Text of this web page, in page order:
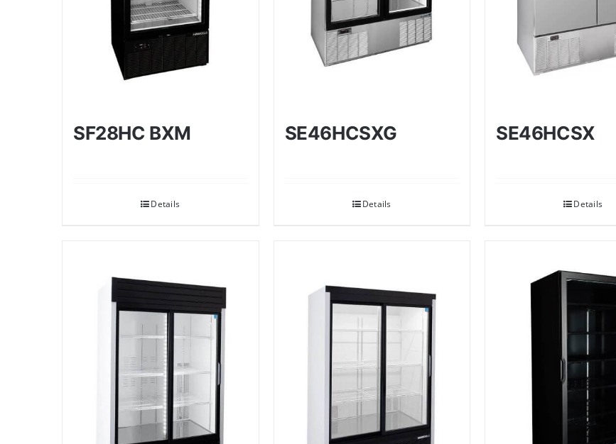
SF28HC BXM
Details
SE46HCSXG
Details
SE46HCSX
Details